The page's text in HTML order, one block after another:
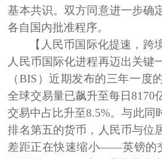
基本共识。双方同意进一步确
各自国内批准程序。
【人民币国际化提速，跨
人民币国际化进程再迈出关键
（BIS）近期发布的三年一度
全球交易量已飙升至每日8170
交易中占比升至8.5%。与此同
排名第五的货币，人民币与位
差距正在快速缩小——英镑的